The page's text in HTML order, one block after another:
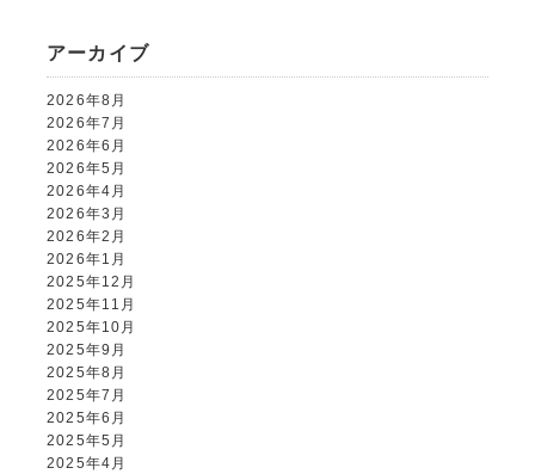
tel.025-761-7474
アーカイブ
2026年8月
2026年7月
2026年6月
2026年5月
2026年4月
2026年3月
2026年2月
2026年1月
2025年12月
2025年11月
2025年10月
2025年9月
2025年8月
2025年7月
2025年6月
2025年5月
2025年4月